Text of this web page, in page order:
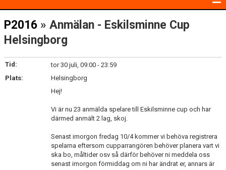
HEM
KALENDER
KONTAKT
P2016 » Anmälan - Eskilsminne Cup
Helsingborg
Tid:
tor 30 juli, 09:00 - 23:59
Plats:
Helsingborg
Hej!
Vi är nu 23 anmälda spelare till Eskilsminne cup och har
därmed anmält 2 lag, skoj.
Senast imorgon fredag 10/4 kommer vi behöva registrera
spelarna eftersom cupparrangören behöver planera vart vi
ska bo, måltider osv så därför behöver ni meddela oss
senast imorgon förmiddag om ni har ändrat er, annars är